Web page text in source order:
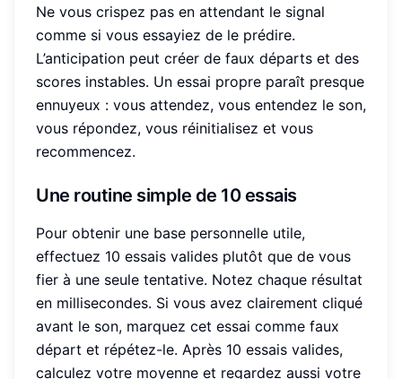
Ne vous crispez pas en attendant le signal
comme si vous essayiez de le prédire.
L’anticipation peut créer de faux départs et des
scores instables. Un essai propre paraît presque
ennuyeux : vous attendez, vous entendez le son,
vous répondez, vous réinitialisez et vous
recommencez.
Une routine simple de 10 essais
Pour obtenir une base personnelle utile,
effectuez 10 essais valides plutôt que de vous
fier à une seule tentative. Notez chaque résultat
en millisecondes. Si vous avez clairement cliqué
avant le son, marquez cet essai comme faux
départ et répétez-le. Après 10 essais valides,
calculez votre moyenne et regardez aussi votre